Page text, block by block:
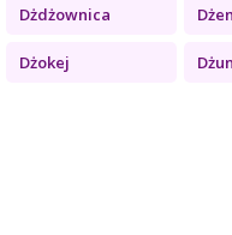
Dżdżownica
Dżokej